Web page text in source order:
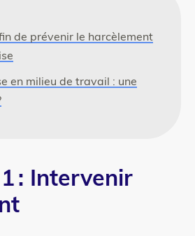
de prévenir le harcèlement
en milieu de travail : une
: Intervenir